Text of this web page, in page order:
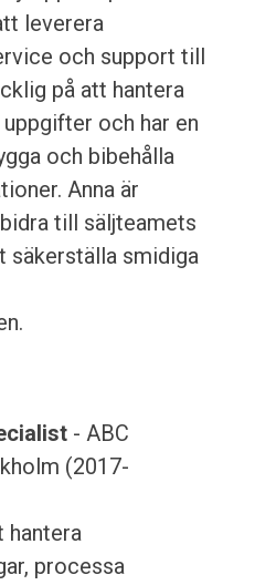
leverera
och support till
på att hantera
och har en
och bibehålla
Anna är
till säljteamets
säkerställa smidiga
- ABC
(2017-
hantera
processa